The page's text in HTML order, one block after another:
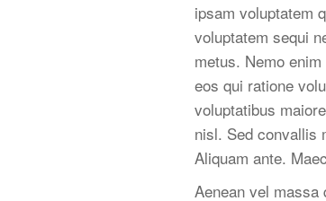
ipsam voluptatem
voluptatem sequi
metus. Nemo
eos qui ratione
voluptatibus
nisl. Sed convallis
Aliquam ante.
Aenean vel